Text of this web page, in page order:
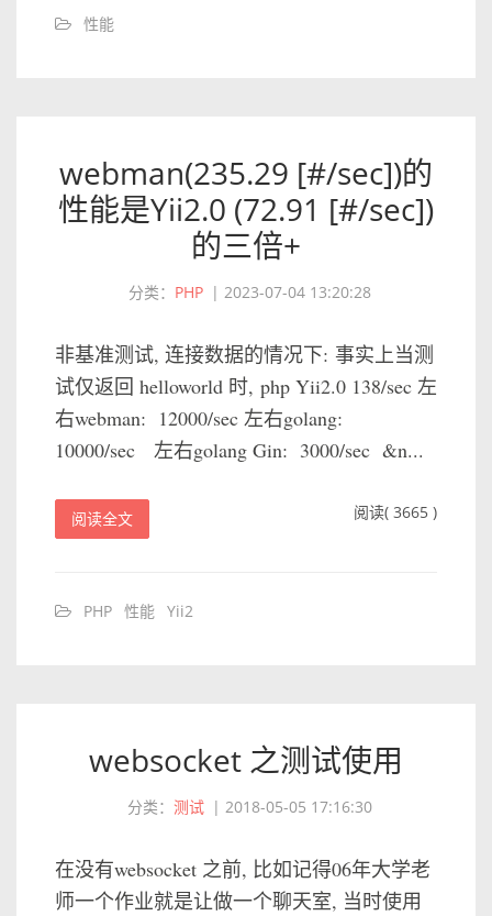
性能
webman(235.29 [#/sec])的
性能是Yii2.0 (72.91 [#/sec])
的三倍+
分类： PHP | 2023-07-04 13:20:28
非基准测试, 连接数据的情况下: 事实上当测
试仅返回 helloworld 时, php Yii2.0 138/sec 左
右webman: 12000/sec 左右golang:
10000/sec 左右golang Gin: 3000/sec &n...
阅读全文 阅读( 3665 )
PHP 性能 Yii2
websocket 之测试使用
分类： 测试 | 2018-05-05 17:16:30
在没有websocket 之前, 比如记得06年大学老
师一个作业就是让做一个聊天室, 当时使用